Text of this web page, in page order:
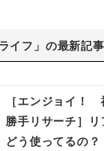
イフ」の最新記事
［エンジョイ！
勝手リサーチ］
どう使ってるの